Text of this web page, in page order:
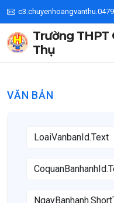
Trường THPT
Thụ
VĂN BẢN